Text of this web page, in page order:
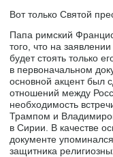
Вот только Святой
Папа римский
того, что на
будет стоять только
в первоначальном
основной акцент был
отношений между
необходимость
Трампом и
в Сирии. В качестве
документе
защитника